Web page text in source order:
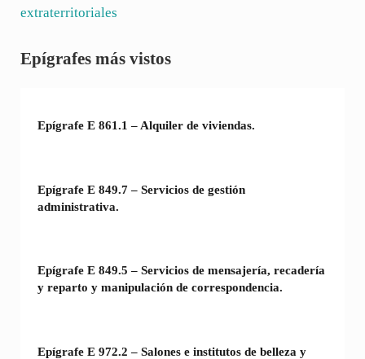
extraterritoriales
Sidebar
Epígrafes más vistos
Epígrafe E 861.1 – Alquiler de viviendas.
Epígrafe E 849.7 – Servicios de gestión
administrativa.
Epígrafe E 849.5 – Servicios de mensajería, recadería
y reparto y manipulación de correspondencia.
Epígrafe E 972.2 – Salones e institutos de belleza y